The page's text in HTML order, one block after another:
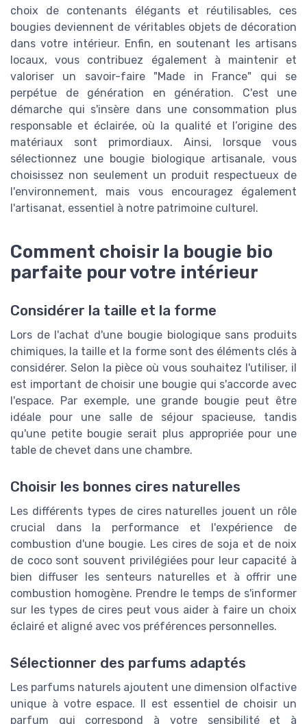
choix de contenants élégants et réutilisables, ces
bougies deviennent de véritables objets de décoration
dans votre intérieur. Enfin, en soutenant les artisans
locaux, vous contribuez également à maintenir et
valoriser un savoir-faire "Made in France" qui se
perpétue de génération en génération. C'est une
démarche qui s'insère dans une consommation plus
responsable et éclairée, où la qualité et l’origine des
matériaux sont primordiaux. Ainsi, lorsque vous
sélectionnez une bougie biologique artisanale, vous
choisissez non seulement un produit respectueux de
l'environnement, mais vous encouragez également
l'artisanat, essentiel à notre patrimoine culturel.
Comment choisir la bougie bio
parfaite pour votre intérieur
Considérer la taille et la forme
Lors de l'achat d'une bougie biologique sans produits
chimiques, la taille et la forme sont des éléments clés à
considérer. Selon la pièce où vous souhaitez l'utiliser, il
est important de choisir une bougie qui s'accorde avec
l'espace. Par exemple, une grande bougie peut être
idéale pour une salle de séjour spacieuse, tandis
qu'une petite bougie serait plus appropriée pour une
table de chevet dans une chambre.
Choisir les bonnes cires naturelles
Les différents types de cires naturelles jouent un rôle
crucial dans la performance et l'expérience de
combustion d'une bougie. Les cires de soja et de noix
de coco sont souvent privilégiées pour leur capacité à
bien diffuser les senteurs naturelles et à offrir une
combustion homogène. Prendre le temps de s'informer
sur les types de cires peut vous aider à faire un choix
éclairé et aligné avec vos préférences personnelles.
Sélectionner des parfums adaptés
Les parfums naturels ajoutent une dimension olfactive
unique à votre espace. Il est essentiel de choisir un
parfum qui correspond à votre sensibilité et à